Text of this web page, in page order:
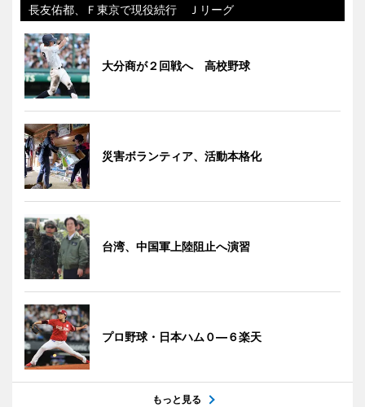
長友佑都、Ｆ東京で現役続行 Ｊリーグ
大分商が２回戦へ 高校野球
災害ボランティア、活動本格化
台湾、中国軍上陸阻止へ演習
プロ野球・日本ハム０―６楽天
もっと見る